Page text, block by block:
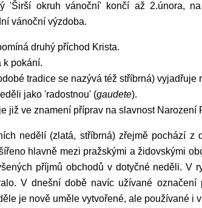
'Širší okruh vánoční' končí až 2.února,
vánoční výzdoba.
druhý příchod Krista.
k pokání.
tradice se nazývá též stříbrná)
jako 'radostnou' (gaudete).
již ve znamení příprav na slavnost Narození
hlavně mezi pražskými a židovskými
příjmů obchodů v dotyčné neděli. V
V dnešní době navíc užívané
je nově uměle vytvořené, ale používané i